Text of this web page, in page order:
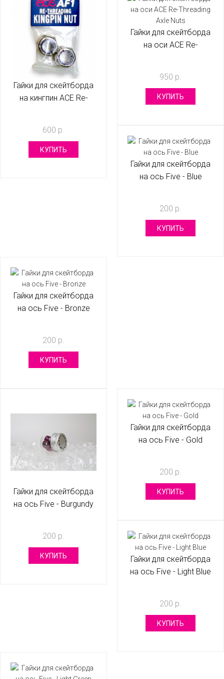
Гайки для скейтборда
на кингпин ACE Re-
600 р.
КУПИТЬ
Гайки для скейтборда
на оси ACE Re-
950 р.
КУПИТЬ
Гайки для скейтборда
на ось Five - Blue
200 р.
КУПИТЬ
Гайки для скейтборда
на ось Five - Bronze
200 р.
КУПИТЬ
Гайки для скейтборда
на ось Five - Burgundy
200 р.
КУПИТЬ
Гайки для скейтборда
на ось Five - Gold
200 р.
КУПИТЬ
Гайки для скейтборда
на ось Five - Light Blue
200 р.
КУПИТЬ